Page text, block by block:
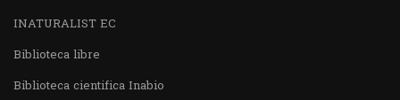
INATURALIST EC
Biblioteca libre
Biblioteca cientifica Inabio